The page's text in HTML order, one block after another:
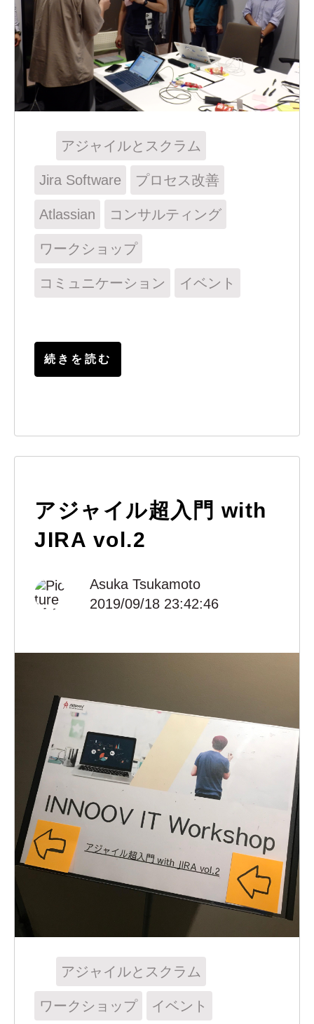
アジャイルとスクラム
Jira Software プロセス改善
Atlassian コンサルティング
ワークショップ
コミュニケーション イベント
続きを読む
アジャイル超入門 with
JIRA vol.2
Asuka Tsukamoto
2019/09/18 23:42:46
アジャイルとスクラム
ワークショップ イベント